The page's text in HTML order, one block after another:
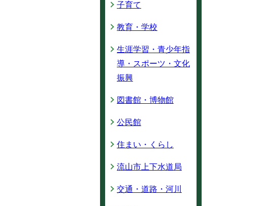
子育て
教育・学校
生涯学習・青少年指
導・スポーツ・文化
振興
図書館・博物館
公民館
住まい・くらし
流山市上下水道局
交通・道路・河川